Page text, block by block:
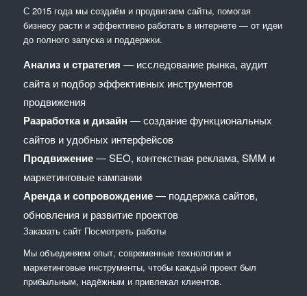
С 2015 года мы создаём и продвигаем сайты, помогая
бизнесу расти и эффективно работать в интернете — от идеи
до полного запуска и поддержки.
Анализ и стратегия — исследование рынка, аудит
сайта и подбор эффективных инструментов
продвижения
Разработка и дизайн — создание функциональных
сайтов и удобных интерфейсов
Продвижение— SEO, контекстная реклама, SMM и
маркетинговые кампании
Аренда и сопровождение— поддержка сайтов,
обновления и развитие проектов
Заказать сайт Посмотреть работы
Мы объединяем опыт, современные технологии и
маркетинговые инструменты, чтобы каждый проект был
прибыльным, надёжным и привлекал клиентов.